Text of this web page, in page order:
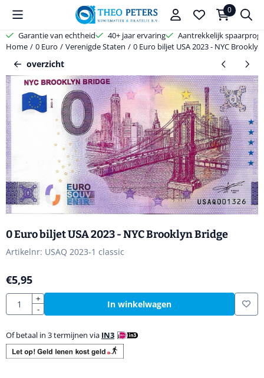
Cookievoorkeuren zijn beschikbaar. Kies instellingen of sta alle
0
Garantie van echtheid 40+ jaar ervaring
Aantrekkelijk
Home / 0 Euro / Verenigde Staten / 0 Euro biljet USA 2023 - NYC
overzicht
0 Euro biljet USA 2023 - NYC Brooklyn Bridge
Artikelnr: USAQ 2023-1 classic
€5,95
Aantal
+
-
In winkelwagen
Of betaal in 3 termijnen via IN3